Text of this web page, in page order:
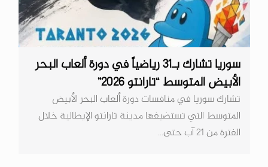
سوريا تشارك بـ31 رياضياً في دورة ألعاب البحر
الأبيض المتوسط “تارانتو 2026”
تشارك سوريا في منافسات دورة ألعاب البحر الأبيض
المتوسط التي تستضيفها مدينة تارانتو الإيطالية خلال
الفترة من 21 آب حتى...